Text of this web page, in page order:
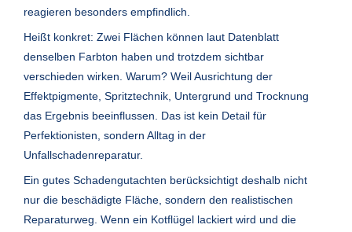
reagieren besonders empfindlich.
Heißt konkret: Zwei Flächen können laut Datenblatt
denselben Farbton haben und trotzdem sichtbar
verschieden wirken. Warum? Weil Ausrichtung der
Effektpigmente, Spritztechnik, Untergrund und Trocknung
das Ergebnis beeinflussen. Das ist kein Detail für
Perfektionisten, sondern Alltag in der
Unfallschadenreparatur.
Ein gutes Schadengutachten berücksichtigt deshalb nicht
nur die beschädigte Fläche, sondern den realistischen
Reparaturweg. Wenn ein Kotflügel lackiert wird und die